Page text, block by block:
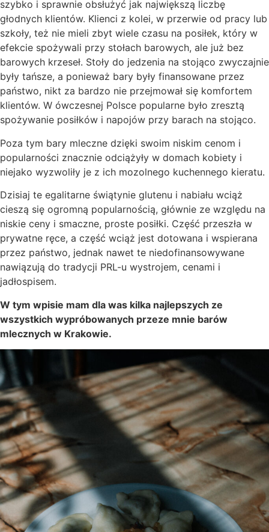
szybko i sprawnie obsłużyć jak największą liczbę
głodnych klientów. Klienci z kolei, w przerwie od pracy lub
szkoły, też nie mieli zbyt wiele czasu na posiłek, który w
efekcie spożywali przy stołach barowych, ale już bez
barowych krzeseł. Stoły do jedzenia na stojąco zwyczajnie
były tańsze, a ponieważ bary były finansowane przez
państwo, nikt za bardzo nie przejmował się komfortem
klientów. W ówczesnej Polsce popularne było zresztą
spożywanie posiłków i napojów przy barach na stojąco.
Poza tym bary mleczne dzięki swoim niskim cenom i
popularności znacznie odciążyły w domach kobiety i
niejako wyzwoliły je z ich mozolnego kuchennego kieratu.
Dzisiaj te egalitarne świątynie glutenu i nabiału wciąż
cieszą się ogromną popularnością, głównie ze względu na
niskie ceny i smaczne, proste posiłki. Część przeszła w
prywatne ręce, a część wciąż jest dotowana i wspierana
przez państwo, jednak nawet te niedofinansowywane
nawiązują do tradycji PRL-u wystrojem, cenami i
jadłospisem.
W tym wpisie mam dla was kilka najlepszych ze
wszystkich wypróbowanych przeze mnie barów
mlecznych w Krakowie.